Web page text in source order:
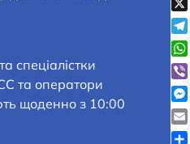
спеціалістки
та оператори
щоденно з 10:00
X